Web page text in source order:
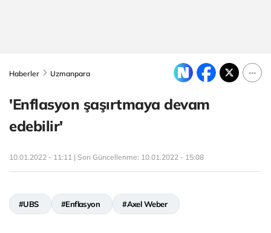
Haberler Uzmanpara
'Enflasyon şaşırtmaya devam
edebilir'
10.01.2022 - 11:11 | Son Güncellenme: 10.01.2022 - 15:08
#UBS #Enflasyon #Axel Weber